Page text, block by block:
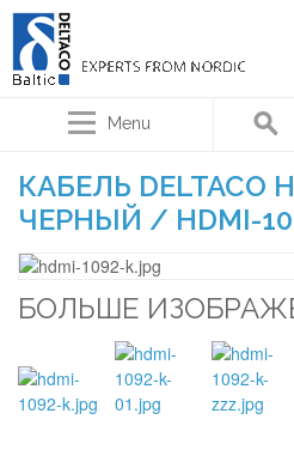
Menu
КАБЕЛЬ DELTACO
ЧЕРНЫЙ / HDMI-
БОЛЬШЕ